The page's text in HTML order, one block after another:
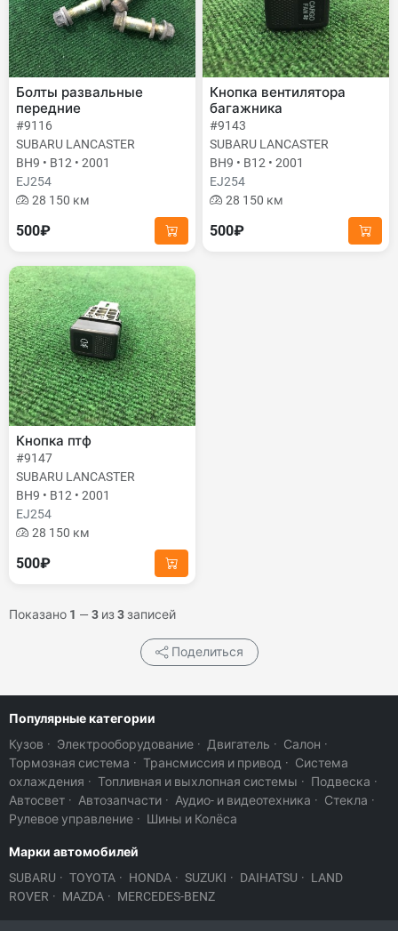
Болты развальные
передние
#9116
SUBARU LANCASTER
BH9 • B12 • 2001
EJ254
28 150 км
500₽
Кнопка вентилятора
багажника
#9143
SUBARU LANCASTER
BH9 • B12 • 2001
EJ254
28 150 км
500₽
Кнопка птф
#9147
SUBARU LANCASTER
BH9 • B12 • 2001
EJ254
28 150 км
500₽
Показано 1 — 3 из3записей
Поделиться
Популярные категории
Кузов · Электрооборудование · Двигатель · Салон ·
Тормозная система · Трансмиссия и привод · Система
охлаждения · Топливная и выхлопная системы · Подвеска ·
Автосвет · Автозапчасти · Аудио- и видеотехника · Стекла ·
Рулевое управление · Шины и Колёса
Марки автомобилей
SUBARU · TOYOTA · HONDA · SUZUKI · DAIHATSU · LAND
ROVER · MAZDA · MERCEDES-BENZ